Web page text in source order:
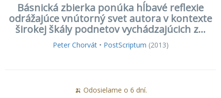
Básnická zbierka ponúka hĺbavé reflexie
odrážajúce vnútorný svet autora v kontexte
širokej škály podnetov vychádzajúcich z...
Peter Chorvát• PostScriptum (2013)
🍌 Odosielame o 6 dní.